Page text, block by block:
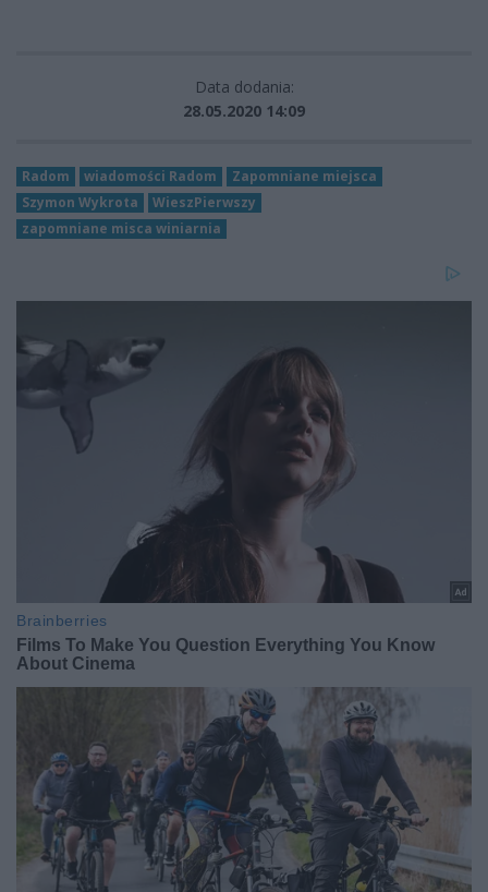
Data dodania:
28.05.2020 14:09
Radom wiadomości Radom
Zapomniane miejsca
Szymon Wykrota
WieszPierwszy
zapomniane misca winiarnia